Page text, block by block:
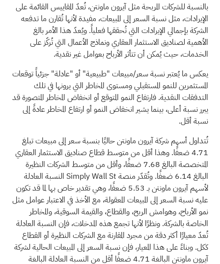
بالنسبة للشركات المربحة مثل آيرون ماونتن، تُعدّ المقاييس القائمة على
الإيرادات، مثل نسبة السعر إلى المبيعات، مفيدة لأنها تُقارن ما تدفعه
الشركة بإجمالي الإيرادات التي تُحققها فعلياً. ويُعدّ هذا الأمر بالغ
الأهمية لصناديق الاستثمار العقاري ونماذج الأعمال التي تُركّز على
الخدمات، حيث يُمكن أن تتأثر الأرباح بعوامل غير نقدية.
يعكس ما يُعتبر نسبة سعر/مبيعات "طبيعية" أو "عادلة" جزئياً توقعات
المستثمرين للنمو المستقبلي ومستوى المخاطر التي يرونها في تلك
التدفقات النقدية. فارتفاع النمو المتوقع أو انخفاض المخاطر المتصورة قد
يبرر نسبة أعلى، بينما يشير انخفاض النمو أو ارتفاع المخاطر عادةً إلى
نسبة أقل.
تُتداول أسهم شركة آيرون ماونتن حاليًا بنسبة سعر إلى مبيعات تبلغ
4.71 ضعفًا. وهذا أقل من متوسط قطاع صناديق الاستثمار العقاري
المتخصصة البالغ 7.68 ضعفًا، وأقل من متوسط الشركات النظيرة
البالغ 6.14 ضعفًا. وتُقدّر منصة Simply Wall St النسبة العادلة
لأسهم آيرون ماونتن بـ 5.53 ضعفًا، وهي تقدير خاص بها لما قد تكون
عليه نسبة السعر إلى المبيعات المعقولة، مع الأخذ في الاعتبار عوامل مثل
نمو الأرباح، وهوامش الربح، والقطاع، والقيمة السوقية، والمخاطر
الخاصة بالشركة. ونظرًا لأنها تجمع هذه المدخلات، فإن النسبة العادلة
تُعدّ معيارًا أكثر دقة من مجرد المقارنة مع الشركات النظيرة أو القطاع
ككل. وبناءً على هذا المعيار، فإن نسبة السعر إلى المبيعات الحالية لشركة
آيرون ماونتن البالغة 4.71 ضعفًا أقل من النسبة العادلة البالغة